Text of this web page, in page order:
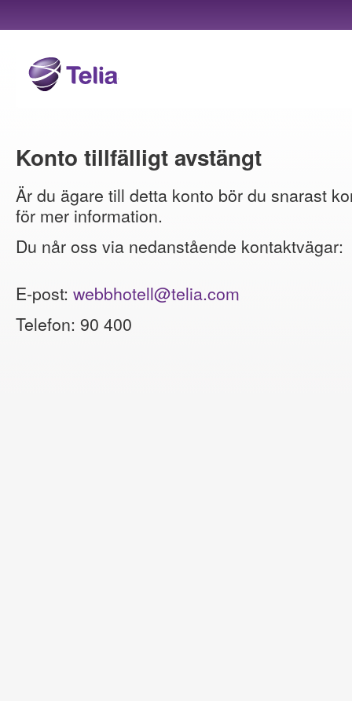
Konto tillfälligt avstängt
Är du ägare till detta konto bör du snarast
för mer information.
Du når oss via nedanstående kontaktvägar:
E-post: webbhotell@telia.com
Telefon: 90 400